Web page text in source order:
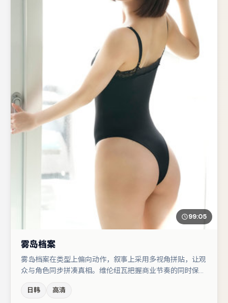
99:05
雾岛档案
雾岛档案在类型上偏向动作，叙事上采用多视角拼贴，让观
众与角色同步拼凑真相。维伦纽瓦把握商业节奏的同时保留
梅、孔刘、张子枫等，角色动机前后呼应，适合喜欢抠台词
日韩 高清